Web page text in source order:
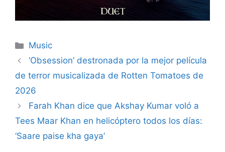
Categories
Music
‘Obsession’ destronada por la mejor película
de terror musicalizada de Rotten Tomatoes de
2026
Farah Khan dice que Akshay Kumar voló a
Tees Maar Khan en helicóptero todos los días:
‘Saare paise kha gaya’